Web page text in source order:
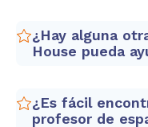
prácticas dando
obtendrás tu
prácticas, que en
Barcelona, se
Como
cursoCertificado
Una lista de
ayudarte a
¿Hay alguna
House pueda
Sí. Como a
gustaría trabajar
¿Es fácil
profesor de